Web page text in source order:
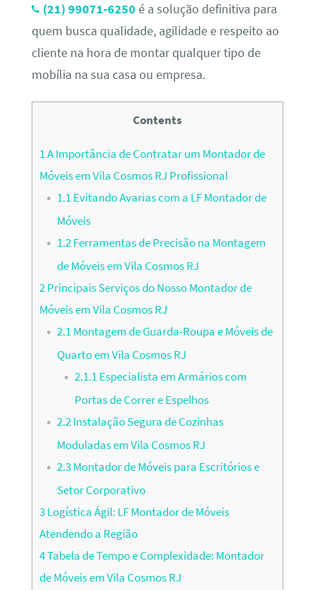
(21) 99071-6250 é a solução definitiva para
quem busca qualidade, agilidade e respeito ao
cliente na hora de montar qualquer tipo de
mobília na sua casa ou empresa.
Contents
1A Importância de Contratar um Montador de
Móveis em Vila Cosmos RJ Profissional
1.1Evitando Avarias com a LF Montador de
Móveis
1.2Ferramentas de Precisão na Montagem
de Móveis em Vila Cosmos RJ
2Principais Serviços do Nosso Montador de
Móveis em Vila Cosmos RJ
2.1Montagem de Guarda-Roupa e Móveis de
Quarto em Vila Cosmos RJ
2.1.1Especialista em Armários com
Portas de Correr e Espelhos
2.2Instalação Segura de Cozinhas
Moduladas em Vila Cosmos RJ
2.3Montador de Móveis para Escritórios e
Setor Corporativo
3Logística Ágil: LF Montador de Móveis
Atendendo a Região
4Tabela de Tempo e Complexidade: Montador
de Móveis em Vila Cosmos RJ